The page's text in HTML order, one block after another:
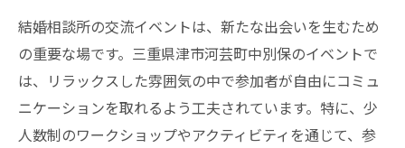
結婚相談所の交流イベントは、新たな出会いを生むため
の重要な場です。三重県津市河芸町中別保のイベントで
は、リラックスした雰囲気の中で参加者が自由にコミュ
ニケーションを取れるよう工夫されています。特に、少
人数制のワークショップやアクティビティを通じて、参